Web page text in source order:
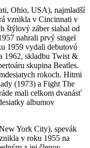
Ohio, USA), najmladší
vznikla v Cincinnati v
štýlový záber siahal od
nahrali prvý singel
1959 vydali debutovú
1962, skladbu Twist &
skupina Beatles.
rokoch. Hitmi
(1973) a Fight The
mali celkom dvanásť
albumov
York City), spevák
v roku 1955 na